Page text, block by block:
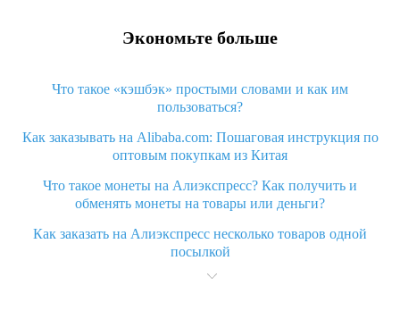
Экономьте больше
Что такое «кэшбэк» простыми словами и как им
пользоваться?
Как заказывать на Alibaba.com: Пошаговая инструкция по
оптовым покупкам из Китая
Что такое монеты на Алиэкспресс? Как получить и
обменять монеты на товары или деньги?
Как заказать на Алиэкспресс несколько товаров одной
посылкой
Что значит статус «Заказ закрыт» на Алиэкспресс и что